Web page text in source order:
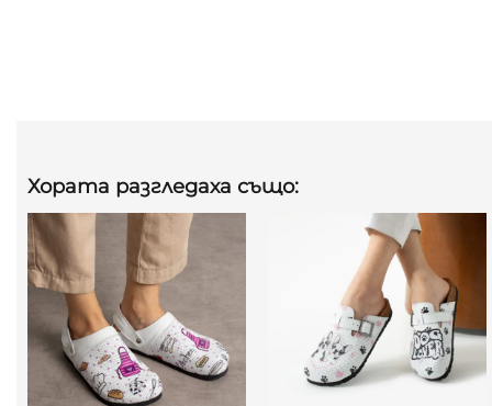
Хората разгледаха също: